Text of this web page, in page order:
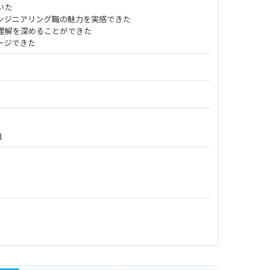
た
ニアリング職の魅力を実感できた
解を深めることができた
ジできた